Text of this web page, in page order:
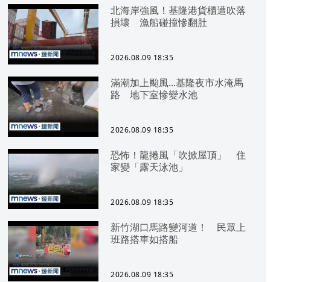
北海岸強風！基隆港貨櫃遭吹落
損壞 漁船碰撞慘翻肚
2026.08.09 18:35
滿潮加上颱風...基隆夜市水淹馬
路 地下室慘變水池
2026.08.09 18:35
恐怖！龍捲風「吹掀屋頂」 住
家變「露天泳池」
2026.08.09 18:35
新竹湖口馬路變河道！ 民眾上
班路搭車如搭船
2026.08.09 18:35